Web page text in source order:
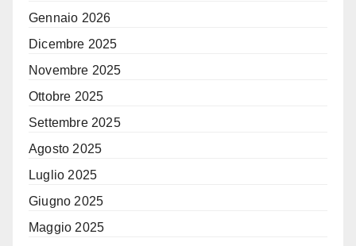
Gennaio 2026
Dicembre 2025
Novembre 2025
Ottobre 2025
Settembre 2025
Agosto 2025
Luglio 2025
Giugno 2025
Maggio 2025